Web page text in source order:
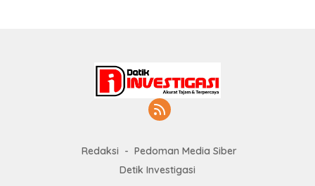
Redaksi
Pedoman Media Siber
Detik Investigasi